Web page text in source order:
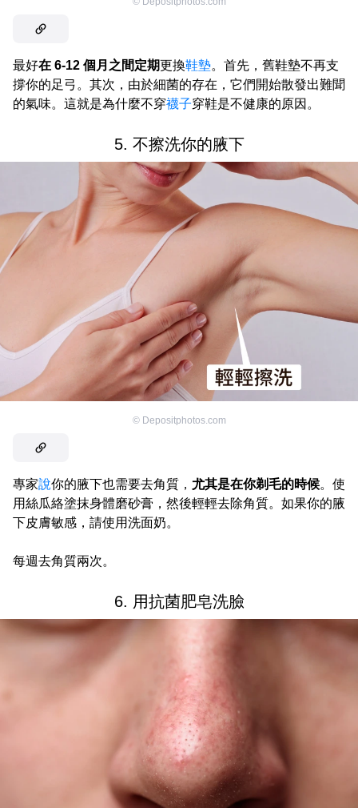
最好在 6-12 個月之間定期更換鞋墊。首先，舊鞋墊不再支
撐你的足弓。其次，由於細菌的存在，它們開始散發出難聞
的氣味。這就是為什麼不穿襪子穿鞋是不健康的原因。
5. 不擦洗你的腋下
© Depositphotos.com
專家說你的腋下也需要去角質， 尤其是在你剃毛的時候。使
用絲瓜絡塗抹身體磨砂膏，然後輕輕去除角質。如果你的腋
下皮膚敏感，請使用洗面奶。
每週去角質兩次。
6. 用抗菌肥皂洗臉